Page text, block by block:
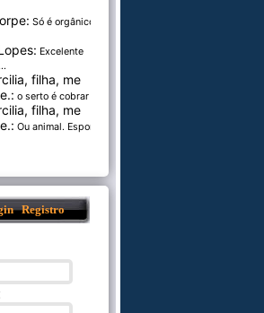
Só é orgânico se
Excelente
filha, me
o serto é cobrar pel...
filha, me
Ou animal. Esponja
Registro